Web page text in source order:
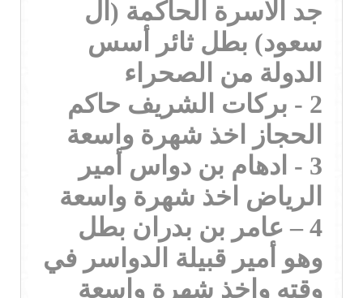
جد الاسرة الحاكمة (ال
سعود) بطل ثائر أسس
الدولة من الصحراء
2 - بركات الشريف حاكم
الحجاز اخذ شهرة واسعة
3 - ادهام بن دواس أمير
الرياض اخذ شهرة واسعة
4 – عامر بن بدران بطل
وهو أمير قبيلة الدواسر في
وقته واخذ شهرة واسعة